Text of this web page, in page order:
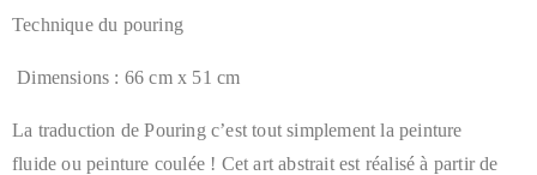
Technique du pouring
Dimensions : 66 cm x 51 cm
La traduction de Pouring c’est tout simplement lapeinture
fluideou peinture coulée ! Cet art abstrait est réalisé à partir de